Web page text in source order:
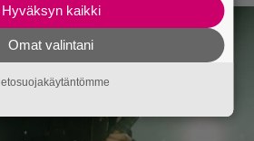
Hyväksyn kaikki
Omat valintani